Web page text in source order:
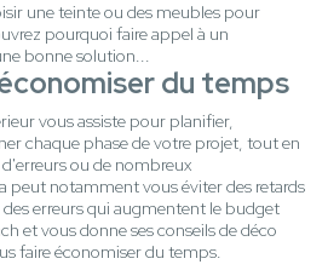
une teinte ou des meubles pour
pourquoi faire appel à un
bonne solution...
du temps
vous assiste pour planifier,
chaque phase de votre projet, tout en
ou de nombreux
peut notamment vous éviter des retards
erreurs qui augmentent le budget
et vous donne ses conseils de déco
faire économiser du temps.